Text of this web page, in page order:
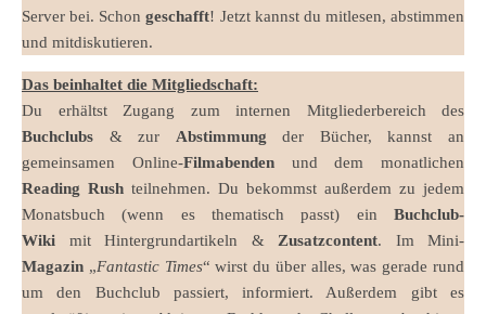
Server bei. Schongeschafft! Jetzt kannst du mitlesen, abstimmen
und mitdiskutieren.
Das beinhaltet die Mitgliedschaft:
Du erhältst Zugang zum internen Mitgliederbereich des
Buchclubs & zur Abstimmung der Bücher, kannst an
gemeinsamen Online-Filmabendenund dem monatlichen
Reading Rush teilnehmen. Du bekommst außerdem zu jedem
Monatsbuch (wenn es thematisch passt) ein Buchclub-
Wiki mit Hintergrundartikeln & Zusatzcontent. Im Mini-
Magazin „Fantastic Times“ wirst du über alles, was gerade rund
um den Buchclub passiert, informiert. Außerdem gibt es